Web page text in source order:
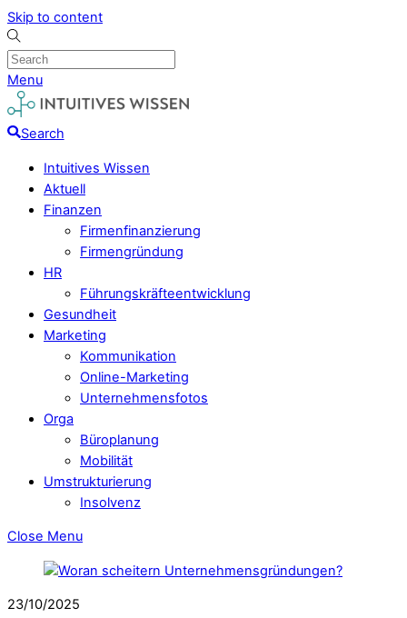
Skip to content
Menu
Search
Intuitives Wissen
Aktuell
Finanzen
Firmenfinanzierung
Firmengründung
HR
Führungskräfteentwicklung
Gesundheit
Marketing
Kommunikation
Online-Marketing
Unternehmensfotos
Orga
Büroplanung
Mobilität
Umstrukturierung
Insolvenz
Close Menu
23/10/2025